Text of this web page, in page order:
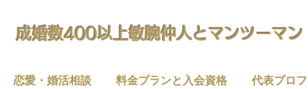
成婚数400以上敏腕仲人とマンツーマン
恋愛・婚活相談 料金プランと入会資格 代表プロ